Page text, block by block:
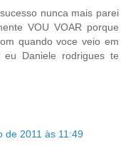
nunca mais parei
VOU VOAR porque
quando voce veio em
Daniele rodrigues te
de 2011 às 11:49